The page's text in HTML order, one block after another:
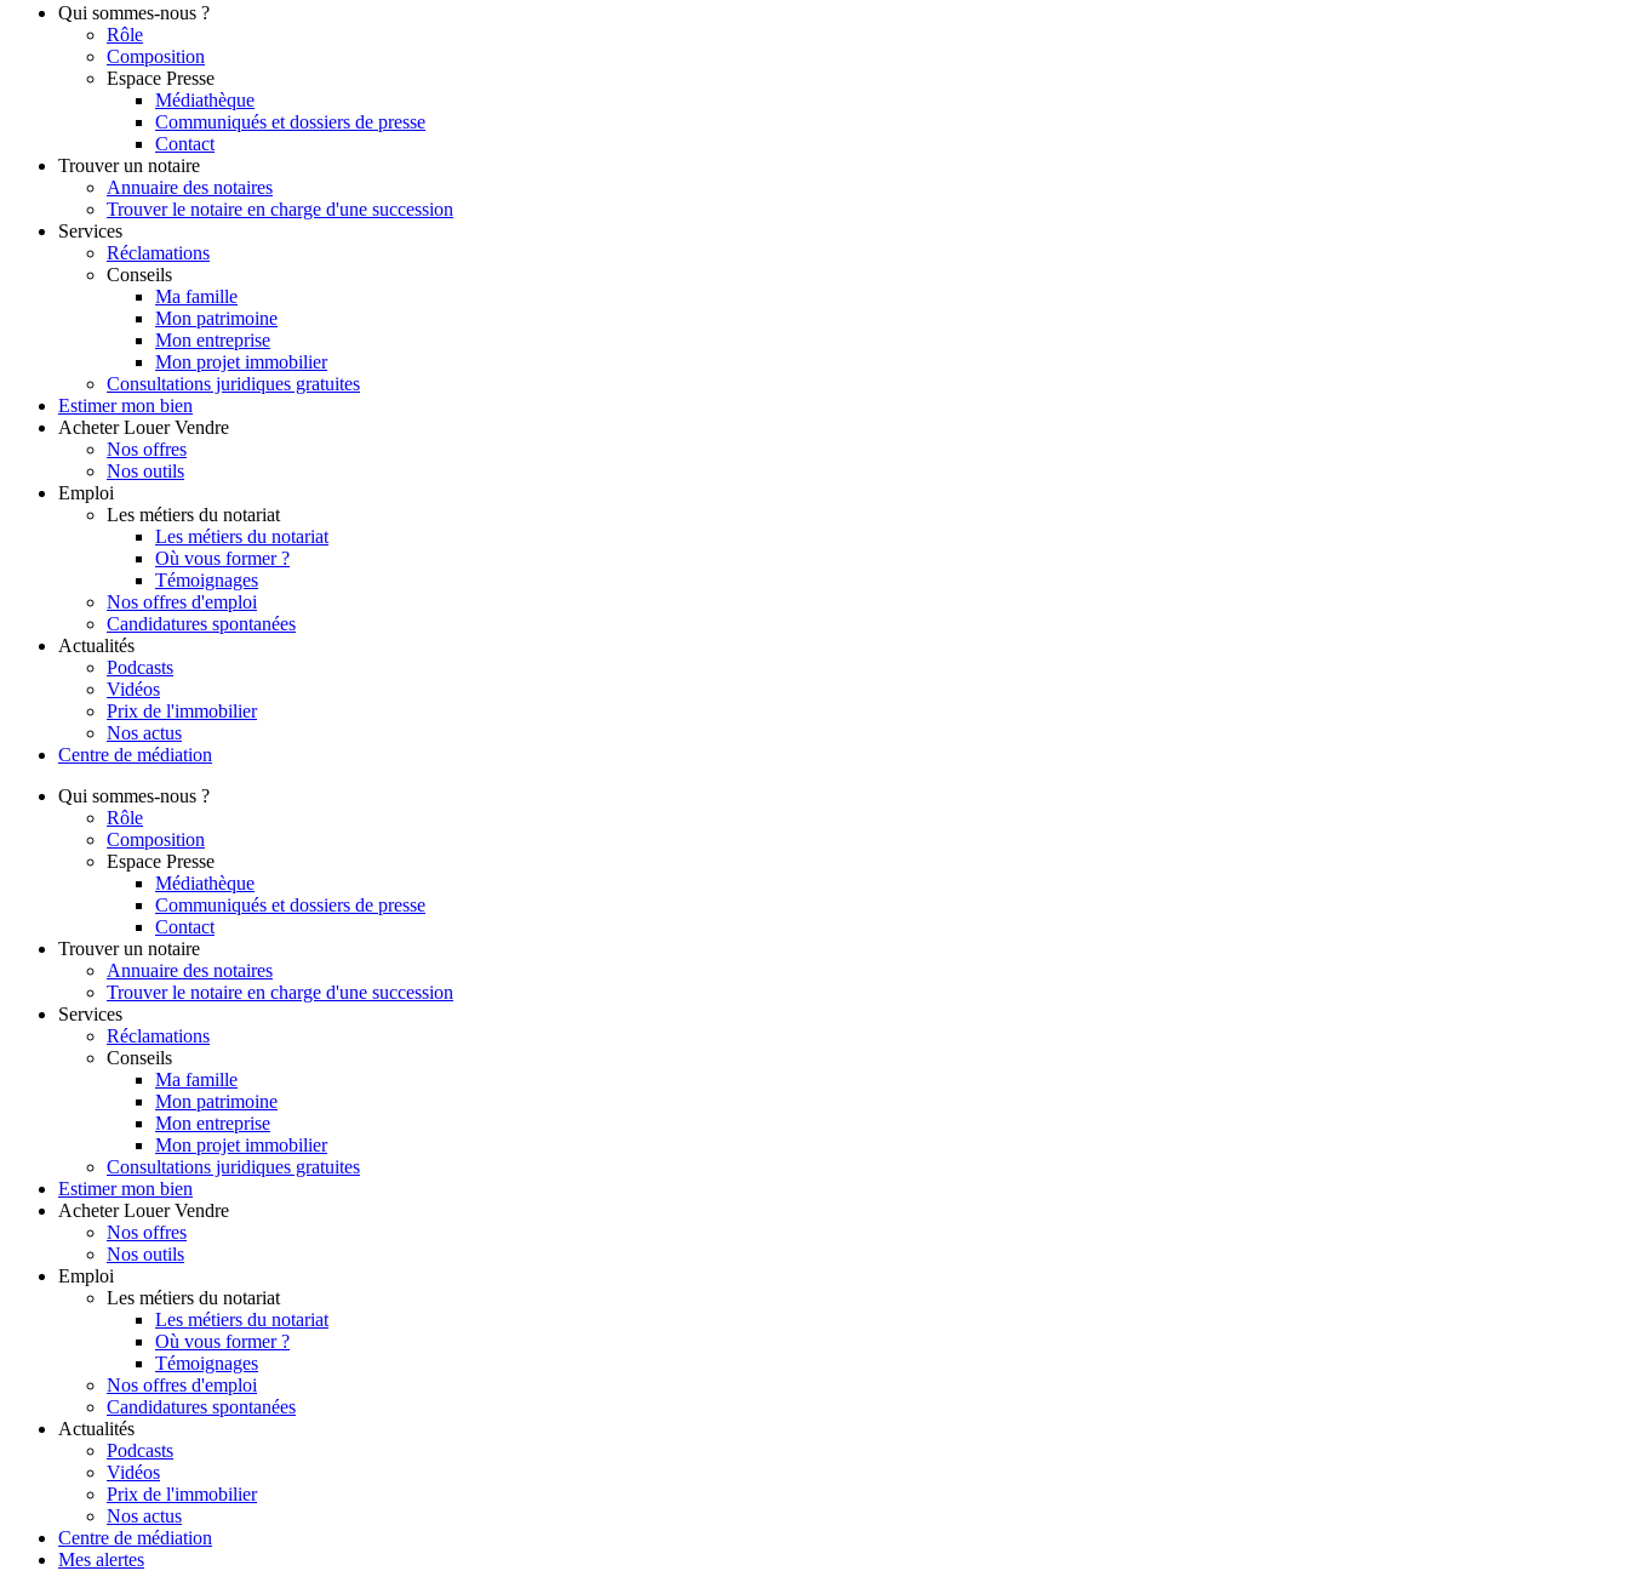
Qui sommes-nous ?
Rôle
Composition
Espace Presse
Médiathèque
Communiqués et dossiers de presse
Contact
Trouver un notaire
Annuaire des notaires
Trouver le notaire en charge d'une succession
Services
Réclamations
Conseils
Ma famille
Mon patrimoine
Mon entreprise
Mon projet immobilier
Consultations juridiques gratuites
Estimer mon bien
Acheter Louer Vendre
Nos offres
Nos outils
Emploi
Les métiers du notariat
Les métiers du notariat
Où vous former ?
Témoignages
Nos offres d'emploi
Candidatures spontanées
Actualités
Podcasts
Vidéos
Prix de l'immobilier
Nos actus
Centre de médiation
Qui sommes-nous ?
Rôle
Composition
Espace Presse
Médiathèque
Communiqués et dossiers de presse
Contact
Trouver un notaire
Annuaire des notaires
Trouver le notaire en charge d'une succession
Services
Réclamations
Conseils
Ma famille
Mon patrimoine
Mon entreprise
Mon projet immobilier
Consultations juridiques gratuites
Estimer mon bien
Acheter Louer Vendre
Nos offres
Nos outils
Emploi
Les métiers du notariat
Les métiers du notariat
Où vous former ?
Témoignages
Nos offres d'emploi
Candidatures spontanées
Actualités
Podcasts
Vidéos
Prix de l'immobilier
Nos actus
Centre de médiation
Mes alertes